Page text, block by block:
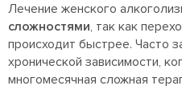
Лечение женского
сложностями, так как
происходит быстрее. Часто
хронической зависимости,
многомесячная сложная